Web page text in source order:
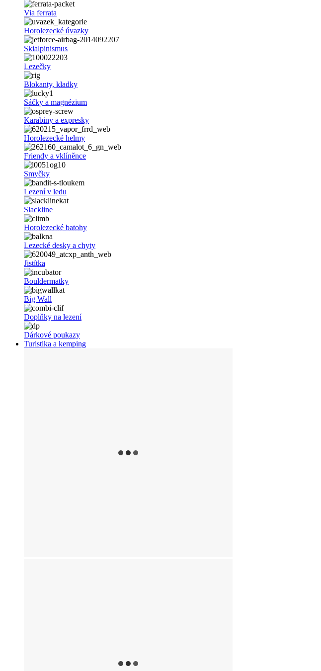
Via ferrata
Horolezecké úvazky
Skialpinismus
Lezečky
Blokanty, kladky
Sáčky a magnézium
Karabiny a expresky
Horolezecké helmy
Friendy a vklíněnce
Smyčky
Lezení v ledu
Slackline
Horolezecké batohy
Lezecké desky a chyty
Jistítka
Bouldermatky
Big Wall
Doplňky na lezení
Dárkové poukazy
Turistika a kemping